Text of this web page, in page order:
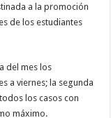
a la promoción
de los estudiantes
del mes los
a viernes; la segunda
los casos con
máximo.